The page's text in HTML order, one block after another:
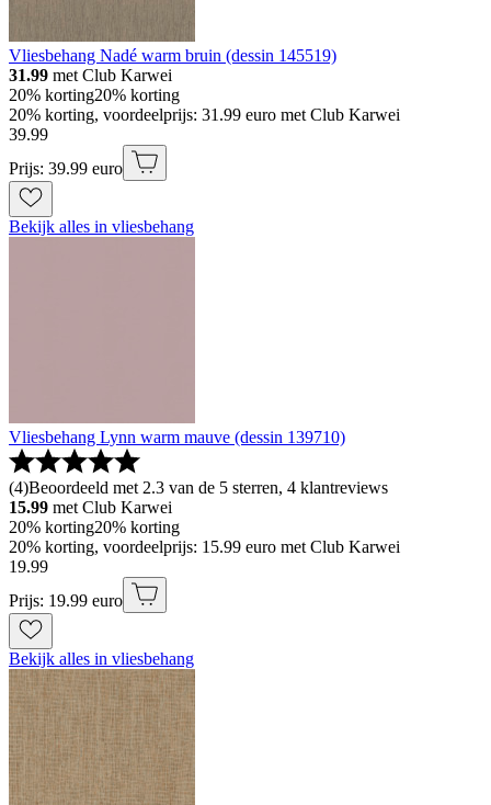
Vliesbehang Nadé warm bruin (dessin 145519)
31.99 met Club Karwei
20% korting20% korting
20% korting, voordeelprijs: 31.99 euro met Club Karwei
39.99
Prijs: 39.99 euro
Bekijk alles in vliesbehang
Vliesbehang Lynn warm mauve (dessin 139710)
(4)Beoordeeld met 2.3 van de 5 sterren, 4 klantreviews
15.99 met Club Karwei
20% korting20% korting
20% korting, voordeelprijs: 15.99 euro met Club Karwei
19.99
Prijs: 19.99 euro
Bekijk alles in vliesbehang